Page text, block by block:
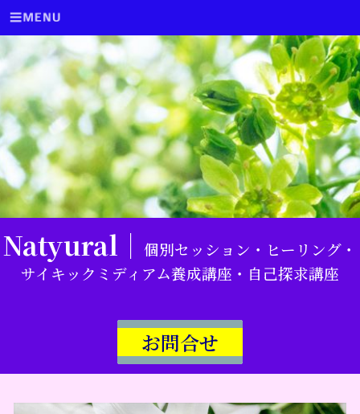
Natyural｜ 個別セッション・ヒーリング・
サイキックミディアム養成講座・自己探求講座
お問合せ